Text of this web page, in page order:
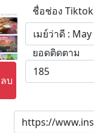
ลบ
ชื่อช่อง Tiktok
ยอดติดตาม